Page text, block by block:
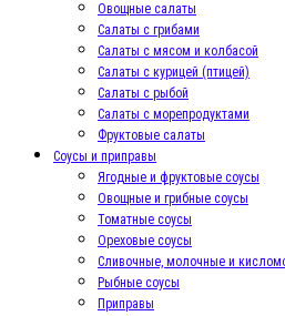
Овощные салаты
Салаты с грибами
Салаты с мясом и колбасой
Салаты с курицей (птицей)
Салаты с рыбой
Салаты с морепродуктами
Фруктовые салаты
Соусы и приправы
Ягодные и фруктовые соусы
Овощные и грибные соусы
Томатные соусы
Ореховые соусы
Сливочные, молочные и
Рыбные соусы
Приправы